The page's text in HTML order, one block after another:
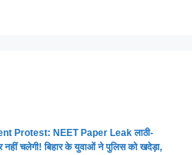
Protest: NEET Paper Leak लाठी-
नहीं चलेगी! बिहार के युवाओं ने पुलिस को खदेड़ा,